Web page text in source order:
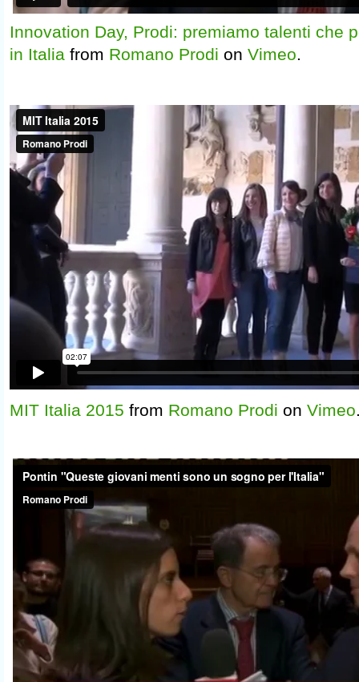
Innovation Day, Prodi: premiamo talenti che
in Italia from Romano Prodi on Vimeo.
MIT Italia 2015 from Romano Prodi on Vimeo